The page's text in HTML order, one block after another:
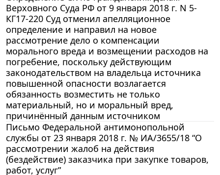
Верховного Суда РФ от 9 января 2018 г. N 5-
КГ17-220 Суд отменил апелляционное
определение и направил на новое
рассмотрение дело о компенсации
морального вреда и возмещении расходов на
погребение, поскольку действующим
законодательством на владельца источника
повышенной опасности возлагается
обязанность возместить не только
материальный, но и моральный вред,
причинённый данным источником
Письмо Федеральной антимонопольной
службы от 23 января 2018 г. № ИА/3655/18 “О
рассмотрении жалоб на действия
(бездействие) заказчика при закупке товаров,
работ, услуг”